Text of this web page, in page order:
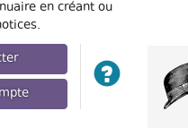
en créant ou